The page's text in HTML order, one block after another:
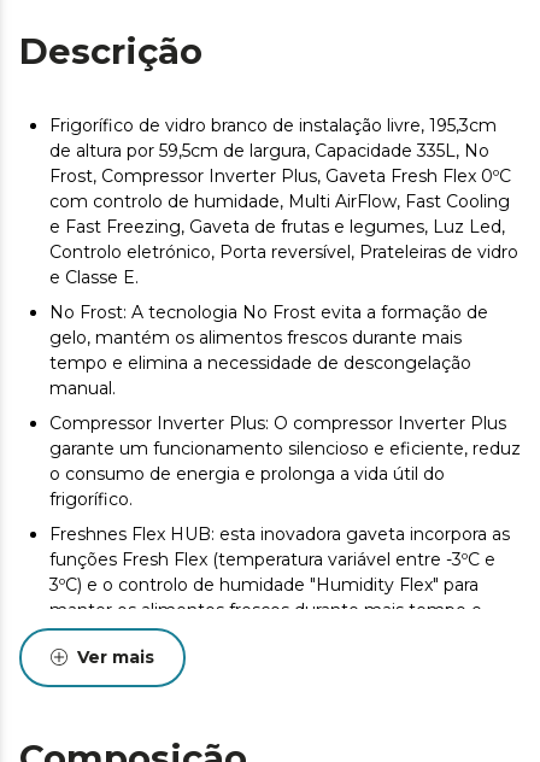
Descrição
Frigorífico de vidro branco de instalação livre, 195,3cm
de altura por 59,5cm de largura, Capacidade 335L, No
Frost, Compressor Inverter Plus, Gaveta Fresh Flex 0ºC
com controlo de humidade, Multi AirFlow, Fast Cooling
e Fast Freezing, Gaveta de frutas e legumes, Luz Led,
Controlo eletrónico, Porta reversível, Prateleiras de vidro
e Classe E.
No Frost: A tecnologia No Frost evita a formação de
gelo, mantém os alimentos frescos durante mais
tempo e elimina a necessidade de descongelação
manual.
Compressor Inverter Plus: O compressor Inverter Plus
garante um funcionamento silencioso e eficiente, reduz
o consumo de energia e prolonga a vida útil do
frigorífico.
Freshnes Flex HUB: esta inovadora gaveta incorpora as
funções Fresh Flex (temperatura variável entre -3ºC e
3ºC) e o controlo de humidade "Humidity Flex" para
manter os alimentos frescos durante mais tempo e
arrefecer rapidamente bebidas e cervejas, adaptando-se
a todas as ocasiões.
todo o frigorífico.
Ver mais